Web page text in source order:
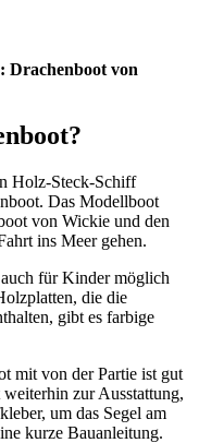
Drachenboot von
Holz-Steck-Schiff
Das Modellboot
von Wickie und den
ins Meer gehen.
für Kinder möglich
die die
gibt es farbige
mit von der Partie ist gut
zur Ausstattung,
um das Segel am
kurze Bauanleitung.